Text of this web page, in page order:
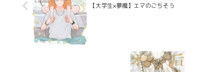
【大学生×夢魔】エマのごちそう